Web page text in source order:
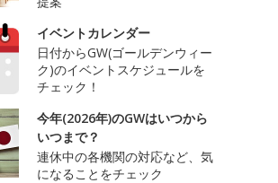
イベントカレンダー
日付からGW(ゴールデンウィー
ク)のイベントスケジュールを
チェック！
今年(2026年)のGWはいつから
いつまで？
連休中の各機関の対応など、気
になることをチェック